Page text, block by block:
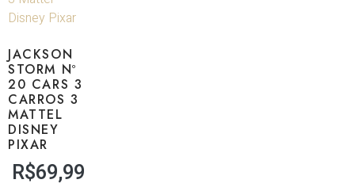
JACKSON
STORM Nº
20 CARS 3
CARROS 3
MATTEL
DISNEY
PIXAR
R$69,99